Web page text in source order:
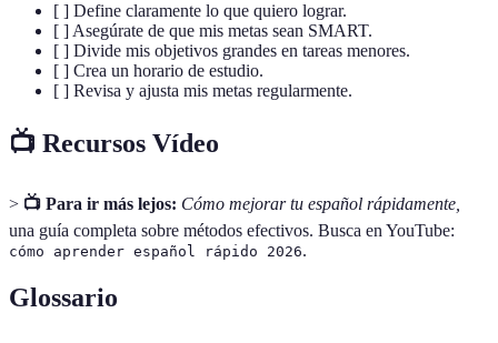
[ ] Define claramente lo que quiero lograr.
[ ] Asegúrate de que mis metas sean SMART.
[ ] Divide mis objetivos grandes en tareas menores.
[ ] Crea un horario de estudio.
[ ] Revisa y ajusta mis metas regularmente.
📺 Recursos Vídeo
> 📺 Para ir más lejos: Cómo mejorar tu español rápidamente,
una guía completa sobre métodos efectivos. Busca en YouTube:
cómo aprender español rápido 2026.
Glossario